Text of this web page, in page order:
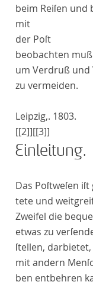
beim Reiſen und
mit
der Poſt
beobachten muß
um Verdruß und
zu vermeiden.
Leipzig,. 1803.
[[2]][[3]]
Einleitung.
Das Poſtweſen
tete und
Zweifel die
etwas zu
ſtellen,
mit andern
ben entbehren